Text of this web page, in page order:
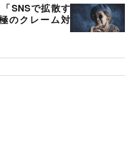
SNSで拡散す
のクレーム対